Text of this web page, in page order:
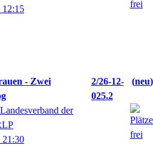
12:15
- Zwei
2/26-12-
025.2
neu
der
21:30